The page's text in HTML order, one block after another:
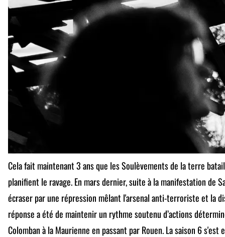
Cela fait maintenant 3 ans que les Soulèvements de la terre
planifient le ravage. En mars dernier, suite à la manifestationde
écraser par une répression mêlant l'arsenal anti-terroriste et la
réponse a été de maintenir un rythme soutenu d’actions
Colomban à la Maurienne en passant par Rouen. La saison 6